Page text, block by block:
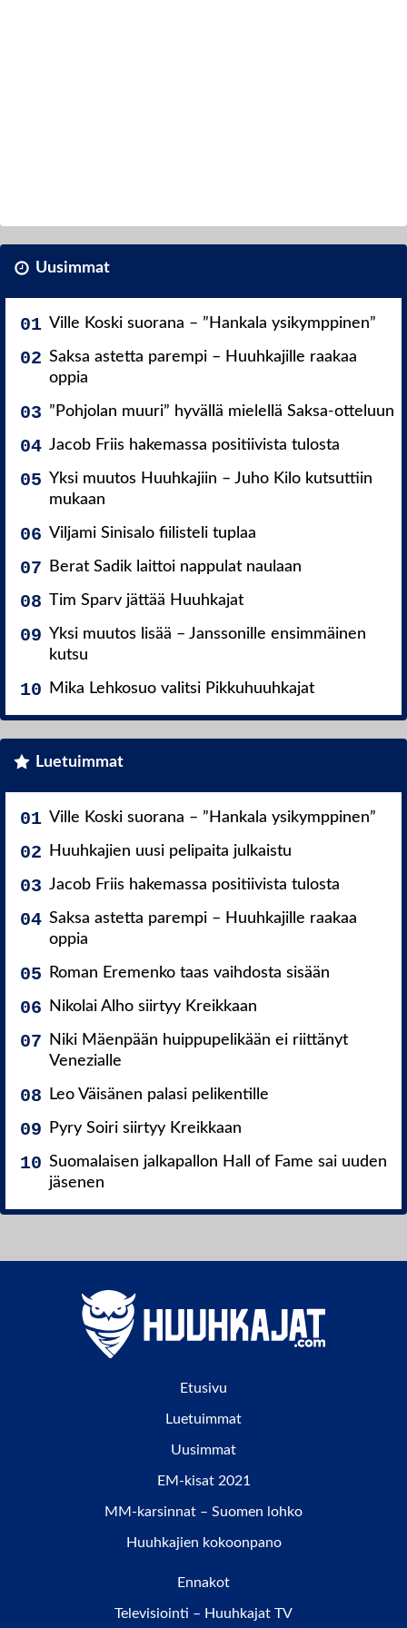
Uusimmat
Ville Koski suorana – ”Hankala ysikymppinen”
Saksa astetta parempi – Huuhkajille raakaa
oppia
”Pohjolan muuri” hyvällä mielellä Saksa-otteluun
Jacob Friis hakemassa positiivista tulosta
Yksi muutos Huuhkajiin – Juho Kilo kutsuttiin
mukaan
Viljami Sinisalo fiilisteli tuplaa
Berat Sadik laittoi nappulat naulaan
Tim Sparv jättää Huuhkajat
Yksi muutos lisää – Janssonille ensimmäinen
kutsu
Mika Lehkosuo valitsi Pikkuhuuhkajat
Luetuimmat
Ville Koski suorana – ”Hankala ysikymppinen”
Huuhkajien uusi pelipaita julkaistu
Jacob Friis hakemassa positiivista tulosta
Saksa astetta parempi – Huuhkajille raakaa
oppia
Roman Eremenko taas vaihdosta sisään
Nikolai Alho siirtyy Kreikkaan
Niki Mäenpään huippupelikään ei riittänyt
Venezialle
Leo Väisänen palasi pelikentille
Pyry Soiri siirtyy Kreikkaan
Suomalaisen jalkapallon Hall of Fame sai uuden
jäsenen
Etusivu
Luetuimmat
Uusimmat
EM-kisat 2021
MM-karsinnat – Suomen lohko
Huuhkajien kokoonpano
Ennakot
Televisiointi – Huuhkajat TV